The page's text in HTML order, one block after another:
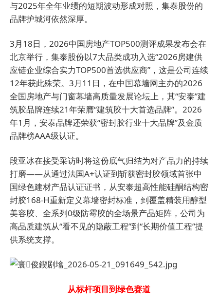
与2025年全年业绩的短期波动形成对照，集泰股份的
品牌护城河依然深厚。
3月18日，2026中国房地产TOP500测评成果发布会在
北京举行，集泰股份以7大品类成功入选“2026房建供
应链企业综合实力TOP500首选供应商”，这是公司连续
12年获此殊荣。3月11日，在中国幕墙网主办的2026
全国房地产与门窗幕墙高质量发展论坛上，其“安泰”建
筑胶品牌连续21年荣膺“建筑胶十大首选品牌”。2026
年1月，安泰品牌还荣获“密封胶行业十大品牌”及金质
品牌榜AAA级认证。
段亚冰在接受采访时将这份底气归结为对产品力的持续
打磨——从通过法国A+认证到斩获密封胶领域首张中
国绿色建材产品认证证书，从安泰超高性能硅酮结构密
封胶168-H重新定义幕墙密封标准，到覆盖精装用醇型
美容胶、全系列0级防霉胶的全场景产品矩阵，公司为
高品质建筑从“看不见的隐蔽工程”到“长期价值工程”提
供系统支撑。
从标杆项目到绿色赛道